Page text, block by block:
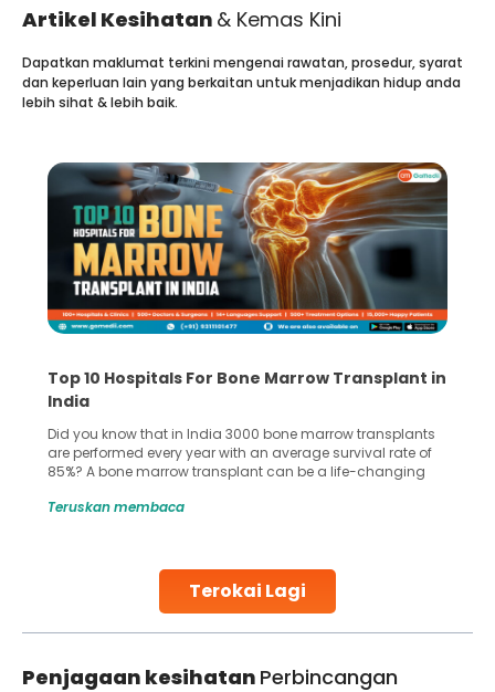
Artikel Kesihatan & Kemas Kini
Terokai Lagi
Dapatkan maklumat terkini mengenai rawatan, prosedur, syarat
dan keperluan lain yang berkaitan untuk menjadikan hidup anda
lebih sihat & lebih baik.
Top 10 Hospitals For Bone Marrow Transplant in
India
Did you know that in India 3000 bone marrow transplants
are performed every year with an average survival rate of
85%? A bone marrow transplant can be a life-changing
make all the difference. India has some of the world’s
Teruskan membaca
Penjagaan kesihatan Perbincangan